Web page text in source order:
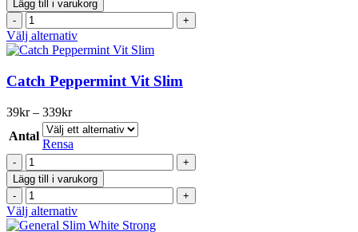
Lakrits
Minisnus
mängd
Lägg till i varukorg
Catch
Original
Lakrits
Minisnus
mängd
Välj alternativDen
här
har
flera
De
olika
väljas
på
produktsidan
Catch Peppermint Vit Slim
39kr – 339krPrisintervall:
39kr
till
339kr
Antal
Rensa
Catch
Peppermint
Vit
Slim
mängd
Lägg till i varukorg
Catch
Peppermint
Vit
Välj alternativDen
här